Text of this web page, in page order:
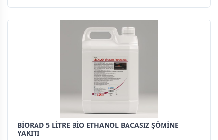
BİORAD 5 LİTRE BİO ETHANOL BACASIZ ŞÖMİNE
YAKITI